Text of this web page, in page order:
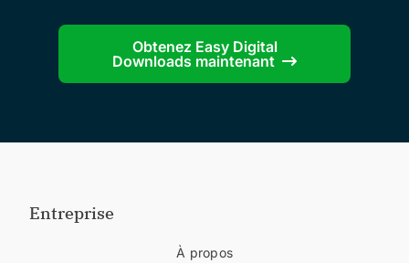
Obtenez Easy Digital
Downloads maintenant
Entreprise
À propos